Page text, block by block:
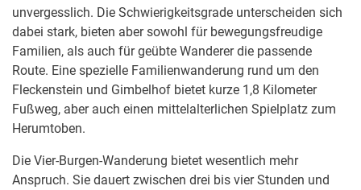
unvergesslich. Die Schwierigkeitsgrade unterscheiden sich
dabei stark, bieten aber sowohl für bewegungsfreudige
Familien, als auch für geübte Wanderer die passende
Route. Eine spezielle Familienwanderung rund um den
Fleckenstein und Gimbelhof bietet kurze 1,8 Kilometer
Fußweg, aber auch einen mittelalterlichen Spielplatz zum
Herumtoben.
Die Vier-Burgen-Wanderung bietet wesentlich mehr
Anspruch. Sie dauert zwischen drei bis vier Stunden und